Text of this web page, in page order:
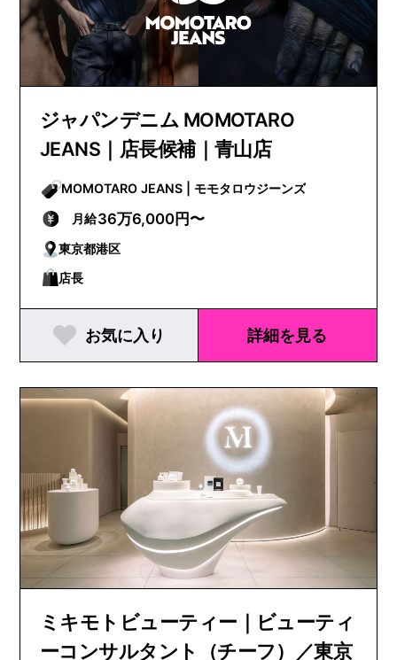
ジャパンデニム MOMOTARO
JEANS｜店長候補｜青山店
MOMOTARO JEANS | モモタロウジーンズ
月給36万6,000円〜
東京都港区
店長
お気に入り 詳細を見る
ミキモトビューティー｜ビューティ
ーコンサルタント（チーフ）／東京